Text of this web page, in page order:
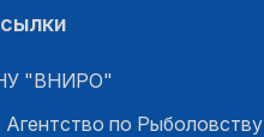
"ВНИРО"
по Рыболовству